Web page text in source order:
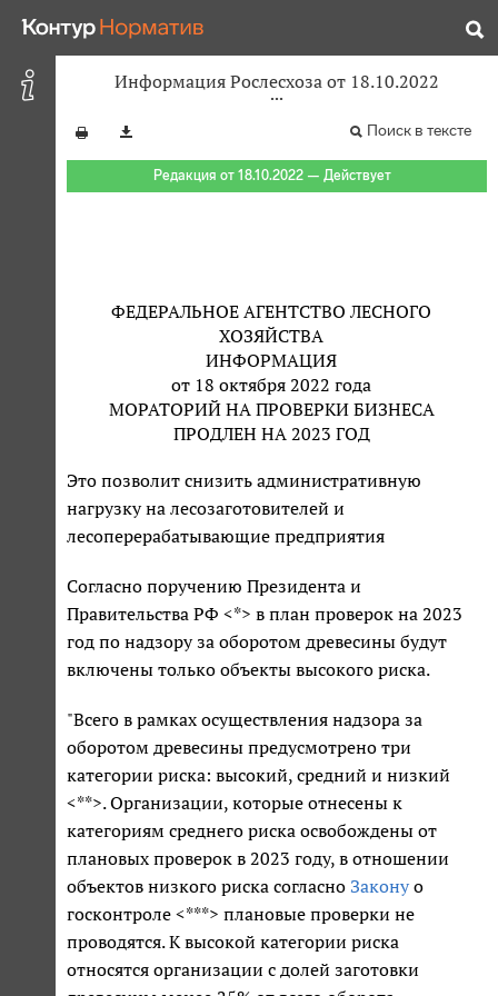
Информация Рослесхоза от 18.10.2022
Поиск в тексте
Редакция от 18.10.2022 — Действует
ФЕДЕРАЛЬНОЕ АГЕНТСТВО ЛЕСНОГО
ХОЗЯЙСТВА
ИНФОРМАЦИЯ
от 18 октября 2022 года
МОРАТОРИЙ НА ПРОВЕРКИ БИЗНЕСА
ПРОДЛЕН НА 2023 ГОД
Это позволит снизить административную
нагрузку на лесозаготовителей и
лесоперерабатывающие предприятия
Согласно поручению Президента и
Правительства РФ <*> в план проверок на 2023
год по надзору за оборотом древесины будут
включены только объекты высокого риска.
"Всего в рамках осуществления надзора за
оборотом древесины предусмотрено три
категории риска: высокий, средний и низкий
<**>. Организации, которые отнесены к
категориям среднего риска освобождены от
плановых проверок в 2023 году, в отношении
объектов низкого риска согласно Законуо
госконтроле <***> плановые проверки не
проводятся. К высокой категории риска
относятся организации с долей заготовки